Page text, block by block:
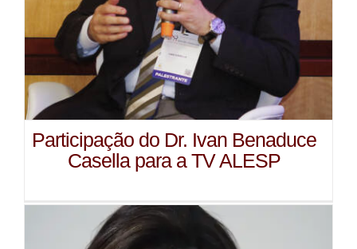
Participação do Dr. Ivan Benaduce
Casella para a TV ALESP